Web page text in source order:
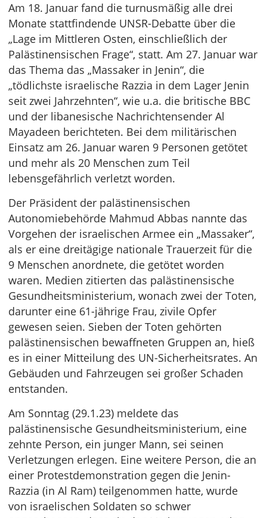
Am 18. Januar fand die turnusmäßig alle drei
Monate stattfindende UNSR-Debatte über die
„Lage im Mittleren Osten, einschließlich der
Palästinensischen Frage“, statt. Am 27. Januar war
das Thema das „Massaker in Jenin“, die
„tödlichste israelische Razzia in dem Lager Jenin
seit zwei Jahrzehnten“, wie u.a. die britische BBC
und der libanesische Nachrichtensender Al
Mayadeen berichteten. Bei dem militärischen
Einsatz am 26. Januar waren 9 Personen getötet
und mehr als 20 Menschen zum Teil
lebensgefährlich verletzt worden.
Der Präsident der palästinensischen
Autonomiebehörde Mahmud Abbas nannte das
Vorgehen der israelischen Armee ein „Massaker“,
als er eine dreitägige nationale Trauerzeit für die
9 Menschen anordnete, die getötet worden
waren. Medien zitierten das palästinensische
Gesundheitsministerium, wonach zwei der Toten,
darunter eine 61-jährige Frau, zivile Opfer
gewesen seien. Sieben der Toten gehörten
palästinensischen bewaffneten Gruppen an, hieß
es in einer Mitteilung des UN-Sicherheitsrates. An
Gebäuden und Fahrzeugen sei großer Schaden
entstanden.
Am Sonntag (29.1.23) meldete das
palästinensische Gesundheitsministerium, eine
zehnte Person, ein junger Mann, sei seinen
Verletzungen erlegen. Eine weitere Person, die an
einer Protestdemonstration gegen die Jenin-
Razzia (in Al Ram) teilgenommen hatte, wurde
von israelischen Soldaten so schwer